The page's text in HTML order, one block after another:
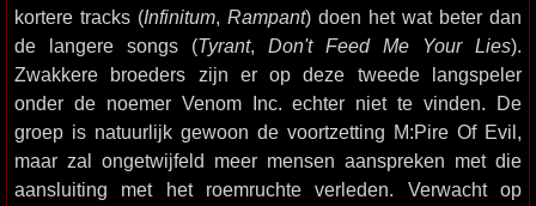
kortere tracks (Infinitum, Rampant) doen het wat beter dan
de langere songs (Tyrant, Don't Feed Me Your Lies).
Zwakkere broeders zijn er op deze tweede langspeler
onder de noemer Venom Inc. echter niet te vinden. De
groep is natuurlijk gewoon de voortzetting M:Pire Of Evil,
maar zal ongetwijfeld meer mensen aanspreken met die
aansluiting met het roemruchte verleden. Verwacht op